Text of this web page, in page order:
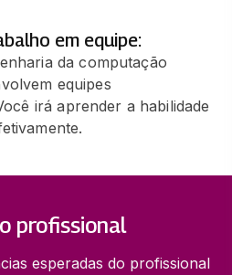
em equipe:
da computação
equipes
irá aprender a habilidade
profissional
esperadas do profissional